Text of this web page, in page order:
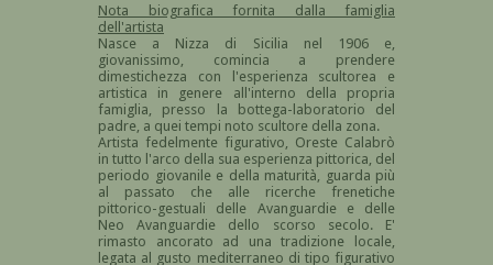
Nota biografica fornita dalla famiglia
dell'artista
Nasce a Nizza di Sicilia nel 1906 e,
giovanissimo, comincia a prendere
dimestichezza con l'esperienza scultorea e
artistica in genere all'interno della propria
famiglia, presso la bottega-laboratorio del
padre, a quei tempi noto scultore della zona.
Artista fedelmente figurativo, Oreste Calabrò
in tutto l'arco della sua esperienza pittorica, del
periodo giovanile e della maturità, guarda più
al passato che alle ricerche frenetiche
pittorico-gestuali delle Avanguardie e delle
Neo Avanguardie dello scorso secolo. E'
rimasto ancorato ad una tradizione locale,
legata al gusto mediterraneo di tipo figurativo